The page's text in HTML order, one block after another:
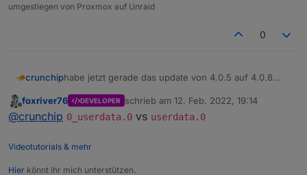
umgestiegen von Proxmox auf Unraid
0
crunchiphabe jetzt gerade das update von 4.0.5 auf 4.0.8
was ich aber nun nicht verstehe, was ist damit
gemeint?
The following notifications happened during
- Ignoring Directory "userdata.0" because
foxriver76 DEVELOPER schrieb am 12. Feb. 2022, 19:14
zuletzt editiert von
@crunchip 0_userdata.0 vs userdata.0
Videotutorials & mehr
Hier könnt ihr mich unterstützen.